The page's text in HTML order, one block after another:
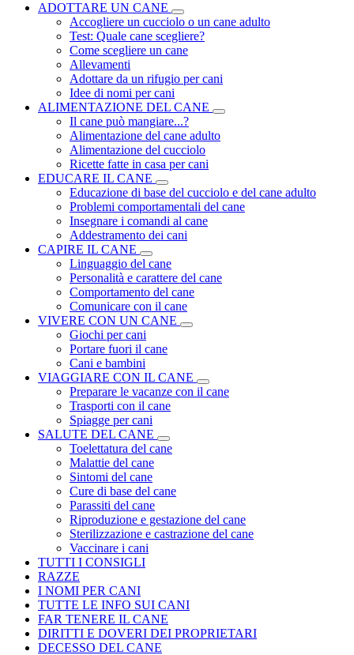
ADOTTARE UN CANE
Accogliere un cucciolo o un cane adulto
Test: Quale cane scegliere?
Come scegliere un cane
Allevamenti
Adottare da un rifugio per cani
Idee di nomi per cani
ALIMENTAZIONE DEL CANE
Il cane può mangiare...?
Alimentazione del cane adulto
Alimentazione del cucciolo
Ricette fatte in casa per cani
EDUCARE IL CANE
Educazione di base del cucciolo e del cane adulto
Problemi comportamentali del cane
Insegnare i comandi al cane
Addestramento dei cani
CAPIRE IL CANE
Linguaggio del cane
Personalità e carattere del cane
Comportamento del cane
Comunicare con il cane
VIVERE CON UN CANE
Giochi per cani
Portare fuori il cane
Cani e bambini
VIAGGIARE CON IL CANE
Preparare le vacanze con il cane
Trasporti con il cane
Spiagge per cani
SALUTE DEL CANE
Toelettatura del cane
Malattie del cane
Sintomi del cane
Cure di base del cane
Parassiti del cane
Riproduzione e gestazione del cane
Sterilizzazione e castrazione del cane
Vaccinare i cani
TUTTI I CONSIGLI
RAZZE
I NOMI PER CANI
TUTTE LE INFO SUI CANI
FAR TENERE IL CANE
DIRITTI E DOVERI DEI PROPRIETARI
DECESSO DEL CANE